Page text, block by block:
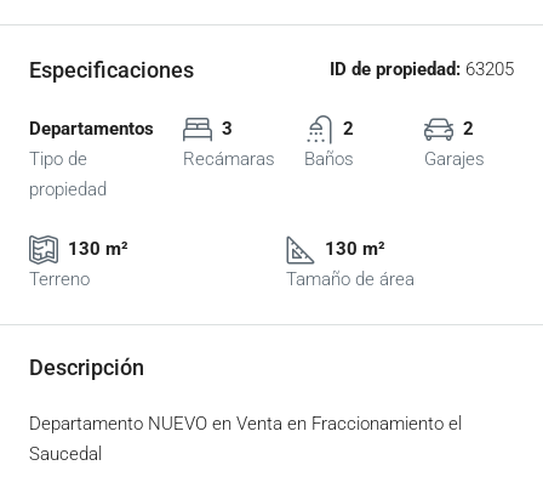
Especificaciones ID de propiedad: 63205
Departamentos
Tipo de
propiedad
3
Recámaras
2
Baños
2
Garajes
130 m²
Terreno
130 m²
Tamaño de área
Descripción
Departamento NUEVO en Venta en Fraccionamiento el
Saucedal